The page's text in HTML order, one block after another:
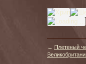
← Плетеный